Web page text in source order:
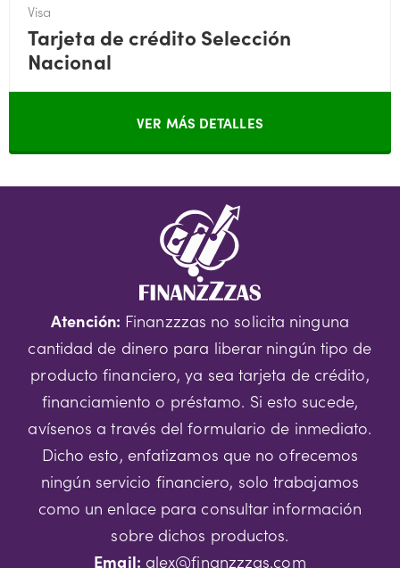
Visa
Tarjeta de crédito Selección
Nacional
VER MÁS DETALLES
Atención: Finanzzzas no solicita ninguna
cantidad de dinero para liberar ningún tipo de
producto financiero, ya sea tarjeta de crédito,
financiamiento o préstamo. Si esto sucede,
avísenos a través del formulario de inmediato.
Dicho esto, enfatizamos que no ofrecemos
ningún servicio financiero, solo trabajamos
como un enlace para consultar información
sobre dichos productos.
Email: alex@finanzzzas.com